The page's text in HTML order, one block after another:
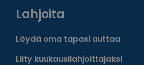
Lahjoita
Löydä oma tapasi auttaa
Liity kuukausilahjoittajaksi